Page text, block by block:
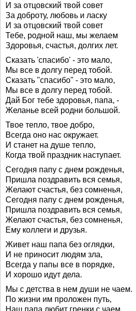
И за отцовский твой совет
За доброту, любовь и ласку
И за отцовский твой совет
Тебе, родной наш, мы желаем
Здоровья, счастья, долгих лет.
Сказать 'спасибо' - это мало,
Мы все в долгу перед тобой.
Сказать "спасибо" - это мало,
Мы все в долгу перед тобой.
Дай Бог тебе здоровья, папа, -
Желанье всей родни большой.
Твое тепло, твое добро,
Всегда оно нас окружает.
И станет на душе тепло,
Когда твой праздник наступает.
Сегодня папу с днем рожденья,
Пришла поздравить вся семья,
Желают счастья, без сомненья,
Сегодня папу с днем рожденья,
Пришла поздравить вся семья,
Желают счастья, без сомненья,
Ему коллеги и друзья.
Живет наш папа без оглядки,
И не приносит людям зла,
Всегда у папы все в порядке,
И хорошо идут дела.
Мы с детства в нем души не чаем.
По жизни им проложен путь,
Наш папа любит гренки с чаем,